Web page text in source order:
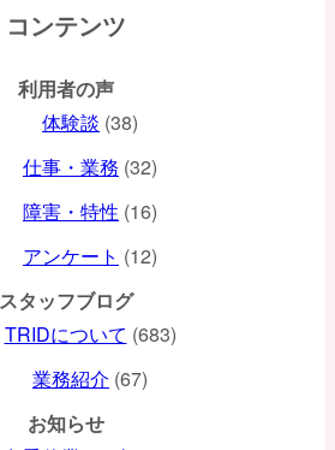
コンテンツ
利用者の声
体験談 (38)
仕事・業務 (32)
障害・特性 (16)
アンケート (12)
スタッフブログ
TRIDについて (683)
業務紹介 (67)
お知らせ